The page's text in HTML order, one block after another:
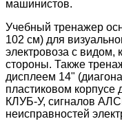
машинистов.
Учебный тренажер
102 см) для
электровоза с видом,
стороны. Также
дисплеем 14"
пластиковом корпусе
КЛУБ-У, сигналов
неисправностей